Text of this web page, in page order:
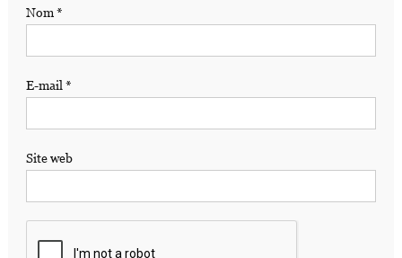
Nom*
E-mail*
Site web